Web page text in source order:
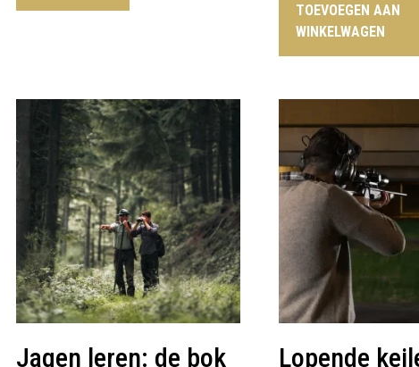
TOEVOEGEN AAN
WINKELWAGEN
Jagen leren: de bok
Lopende